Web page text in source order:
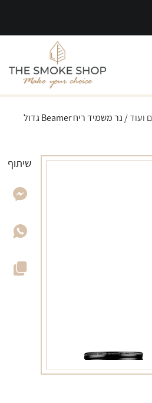
ועוד
/ נר משמיד ריח Beamer גדול
שיתוף